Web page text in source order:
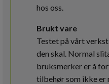
hos oss.
Brukt vare
Testet på vårt
den skal. Normal
bruksmerker er å
tilbehør som ikke er